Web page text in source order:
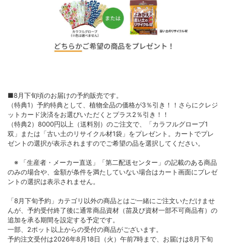
■8月下旬頃のお届けの予約販売です。
（特典1）予約特典として、植物全品の価格が3％引き！！さらにクレジ
ットカード決済をお選びいただくとプラス2％引き！！
（特典2）8000円以上（送料別）のご注文で、「カラフルグローブ1
双」または「古い土のリサイクル材1袋」をプレゼント。カートでプレ
ゼントの選択が表示されますのでご希望の品を選択してください。
※ 「生産者・メーカー直送」「第二配送センター」の記載のある商品
のみの場合や、金額が条件を満たしていない場合はカート画面にプレゼ
ントの選択は表示されません。
「8月下旬予約」カテゴリ以外の商品とはご一緒にご注文いただけませ
んが、予約受付終了後に通常商品資材（苗及び資材一部不可商品有）の
追加を承る期間を設定する予定です。
一部、2ポット以上からの受付の商品がございます。
予約注文受付は2026年8月18日（火）午前7時まで、お届けは8月下旬